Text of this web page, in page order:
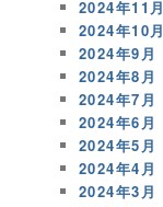
2024年11月
2024年10月
2024年9月
2024年8月
2024年7月
2024年6月
2024年5月
2024年4月
2024年3月